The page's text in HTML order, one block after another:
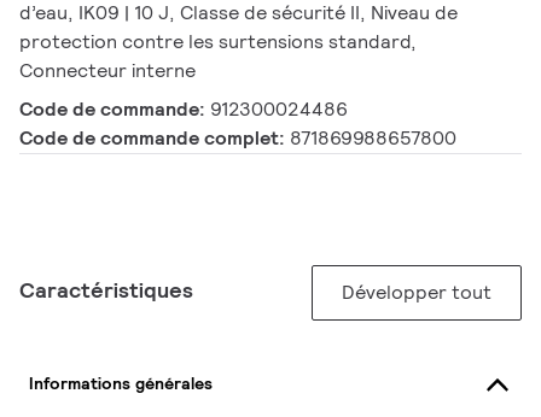
d’eau, IK09 | 10 J, Classe de sécurité II, Niveau de
protection contre les surtensions standard,
Connecteur interne
Code de commande: 912300024486
Code de commande complet: 871869988657800
Caractéristiques Développer tout
Informations générales